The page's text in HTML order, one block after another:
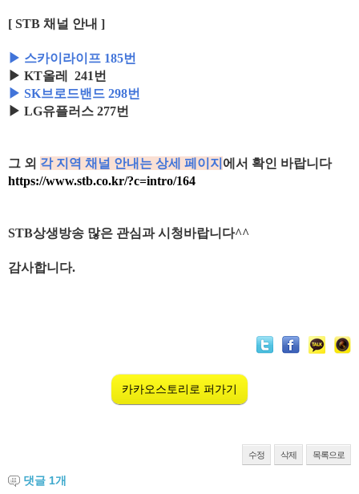
[ STB 채널 안내 ]
▶ 스카이라이프 185번
▶ KT올레 241번
▶ SK브로드밴드 298번
▶ LG유플러스 277번
그 외 각 지역 채널 안내는 상세 페이지 에서 확인 바랍니다
https://www.stb.co.kr/?c=intro/164
STB상생방송 많은 관심과 시청바랍니다^^
감사합니다.
카카오스토리로 퍼가기
수정 삭제 목록으로
댓글 1개